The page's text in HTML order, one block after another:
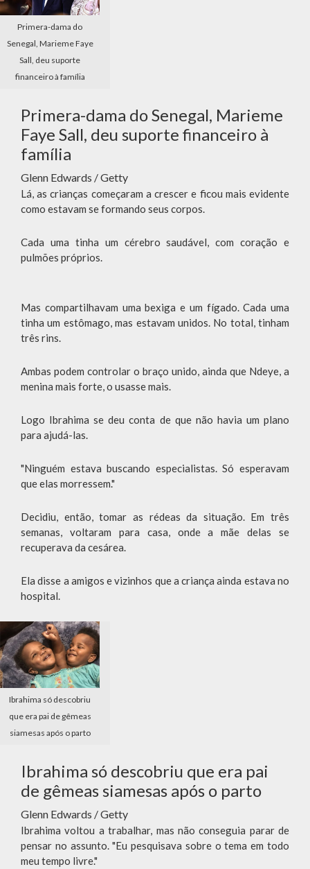
Primera-dama do
Senegal, Marieme Faye
Sall, deu suporte
financeiro à família
Primera-dama do Senegal, Marieme
Faye Sall, deu suporte financeiro à
família
Glenn Edwards / Getty
Lá, as crianças começaram a crescer e ficou mais evidente
como estavam se formando seus corpos.
Cada uma tinha um cérebro saudável, com coração e
pulmões próprios.
Mas compartilhavam uma bexiga e um fígado. Cada uma
tinha um estômago, mas estavam unidos. No total, tinham
três rins.
Ambas podem controlar o braço unido, ainda que Ndeye, a
menina mais forte, o usasse mais.
Logo Ibrahima se deu conta de que não havia um plano
para ajudá-las.
"Ninguém estava buscando especialistas. Só esperavam
que elas morressem."
Decidiu, então, tomar as rédeas da situação. Em três
semanas, voltaram para casa, onde a mãe delas se
recuperava da cesárea.
Ela disse a amigos e vizinhos que a criança ainda estava no
hospital.
Ibrahima só descobriu
que era pai de gêmeas
siamesas após o parto
Ibrahima só descobriu que era pai
de gêmeas siamesas após o parto
Glenn Edwards / Getty
Ibrahima voltou a trabalhar, mas não conseguia parar de
pensar no assunto. "Eu pesquisava sobre o tema em todo
meu tempo livre."